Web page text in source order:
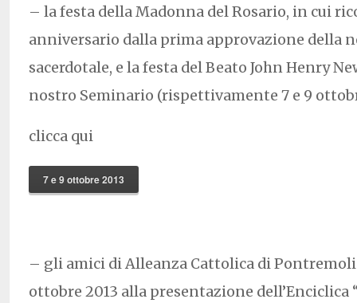
– la festa della Madonna del Rosario, in cui
anniversario dalla prima approvazione della
sacerdotale, e la festa del Beato John Henry
nostro Seminario (rispettivamente 7 e 9
clicca qui
7 e 9 ottobre 2013
– gli amici di Alleanza Cattolica di
ottobre 2013 alla presentazione dell’Enciclica